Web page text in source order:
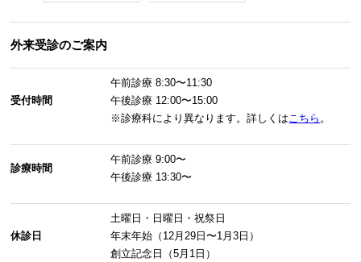
外来受診のご案内
受付時間
午前診療8:30〜11:30
午後診療 12:00〜15:00
※診療科により異なります。詳しくはこちら 。
診療時間
午前診療9:00〜
午後診療 13:30〜
休診日
土曜日・日曜日・祝祭日
年末年始（12月29日〜1月3日）
創立記念日（5月1日）